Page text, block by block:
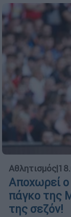
Αθλητισμός|
Αποχωρεί
πάγκο της
της σεζόν!